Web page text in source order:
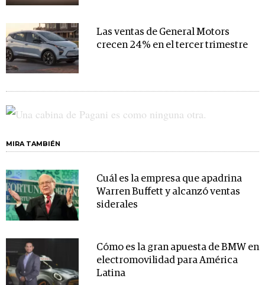
Las ventas de General Motors
crecen 24% en el tercer trimestre
MIRA TAMBIÉN
Cuál es la empresa que apadrina
Warren Buffett y alcanzó ventas
siderales
Cómo es la gran apuesta de BMW en
electromovilidad para América
Latina